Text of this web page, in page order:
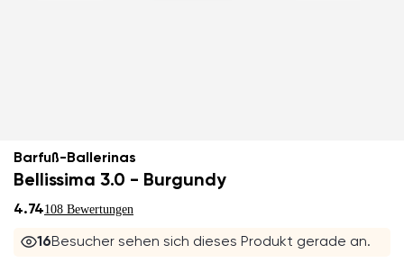
Barfuß-Ballerinas
Bellissima 3.0 - Burgundy
4.74108 Bewertungen
16Besucher sehen sich dieses Produkt gerade an.